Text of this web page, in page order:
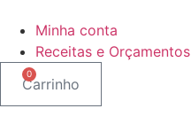
Minha conta
Receitas e Orçamentos
0
Carrinho